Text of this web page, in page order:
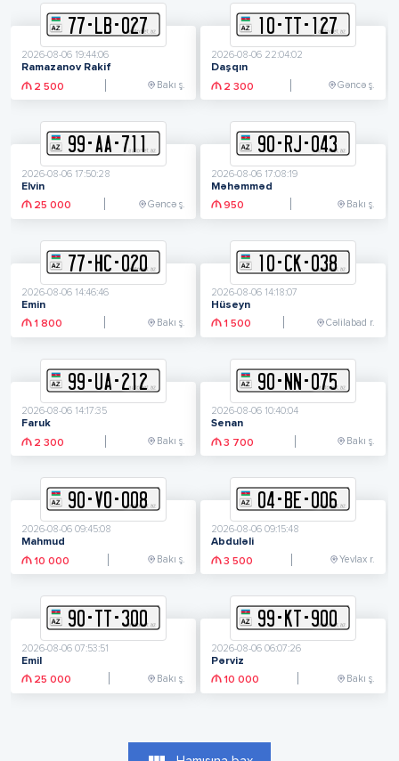
77- LB-027
2026-08-06 19:44:06
Ramazanov Rakif
2 500
Bakı ş.
10-TT-127
2026-08-06 22:04:02
Daşqın
2 300
Gəncə ş.
99-AA-711
2026-08-06 17:50:28
Elvin
25 000
Gəncə ş.
90- RJ-043
2026-08-06 17:08:19
Məhəmməd
950
Bakı ş.
77-HC-020
2026-08-06 14:46:46
Emin
1 800
Bakı ş.
10-CK-038
2026-08-06 14:18:07
Hüseyn
1 500
Cəlilabad r.
99-UA-212
2026-08-06 14:17:35
Faruk
2 300
Bakı ş.
90-NN -075
2026-08-06 10:40:04
Senan
3 700
Bakı ş.
90-VO-008
2026-08-06 09:45:08
Mahmud
10 000
Bakı ş.
04- BE-006
2026-08-06 09:15:48
Abduləli
3 500
Yevlax r.
90-TT-300
2026-08-06 07:53:51
Emil
25 000
Bakı ş.
99- KT-900
2026-08-06 06:07:26
Pərviz
10 000
Bakı ş.